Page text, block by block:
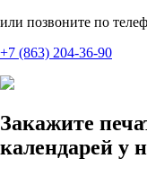
или позвоните по
+7 (863) 204-36-90
Закажите
календарей у